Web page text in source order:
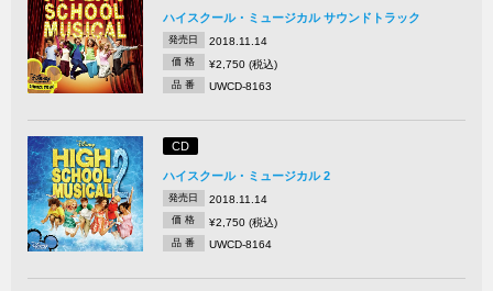
ハイスクール・ミュージカル サウンドトラック
発売日 2018.11.14
価 格 ¥2,750 (税込)
品 番 UWCD-8163
CD
ハイスクール・ミュージカル 2
発売日 2018.11.14
価 格 ¥2,750 (税込)
品 番 UWCD-8164